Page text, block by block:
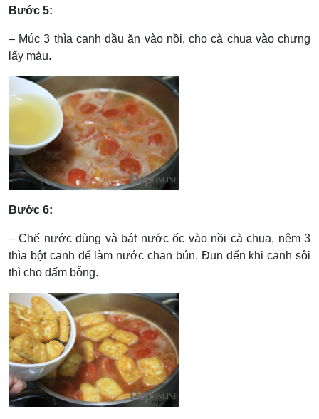
Bước 5:
– Múc 3 thìa canh dầu ăn vào nồi, cho cà chua vào chưng
lấy màu.
Bước 6:
– Chế nước dùng và bát nước ốc vào nồi cà chua, nêm 3
thìa bột canh để làm nước chan bún. Đun đến khi canh sôi
thì cho dấm bỗng.